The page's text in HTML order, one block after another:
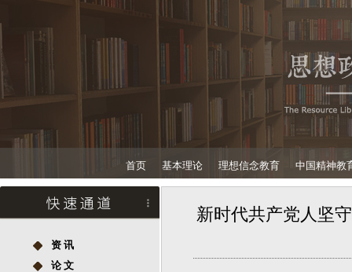
首页 基本理论 理想信念教育 中国精神教
资 讯
论 文
新时代共产党人坚